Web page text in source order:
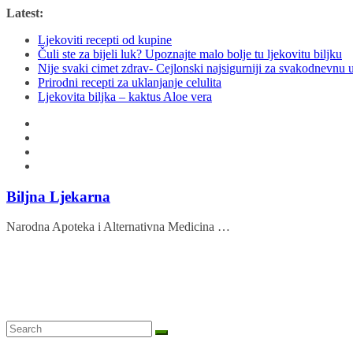
Skip
content
Latest:
Ljekoviti recepti od kupine
Čuli ste za bijeli luk? Upoznajte malo bolje tu ljekovitu biljku
Nije svaki cimet zdrav- Cejlonski najsigurniji za svakodnevnu
Prirodni recepti za uklanjanje celulita
Ljekovita biljka – kaktus Aloe vera
Biljna Ljekarna
Narodna Apoteka i Alternativna Medicina …